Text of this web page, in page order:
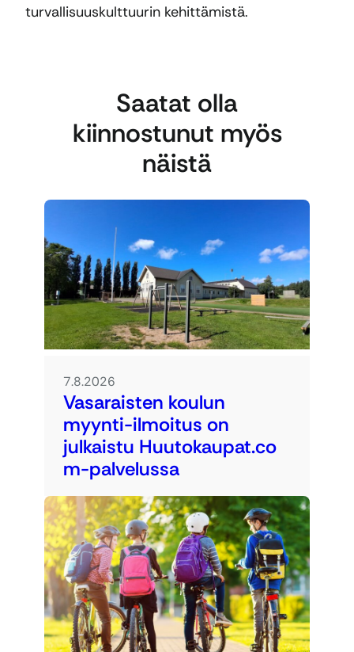
turvallisuuskulttuurin kehittämistä.
Saatat olla
kiinnostunut myös
näistä
7.8.2026
Vasaraisten koulun
myynti-ilmoitus on
julkaistu Huutokaupat.co
m-palvelussa